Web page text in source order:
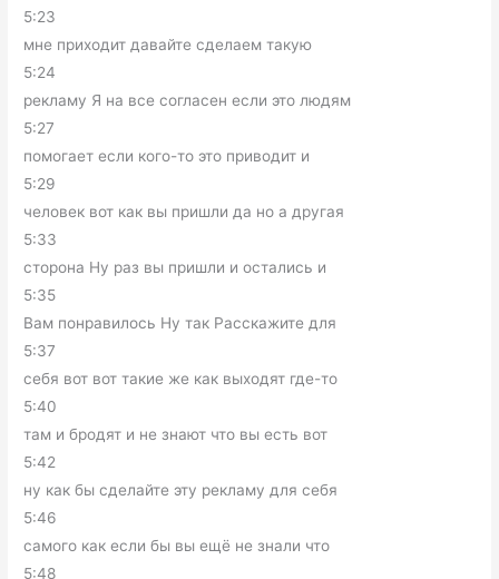
5:23
мне приходит давайте сделаем такую
5:24
рекламу Я на все согласен если это людям
5:27
помогает если кого-то это приводит и
5:29
человек вот как вы пришли да но а другая
5:33
сторона Ну раз вы пришли и остались и
5:35
Вам понравилось Ну так Расскажите для
5:37
себя вот вот такие же как выходят где-то
5:40
там и бродят и не знают что вы есть вот
5:42
ну как бы сделайте эту рекламу для себя
5:46
самого как если бы вы ещё не знали что
5:48